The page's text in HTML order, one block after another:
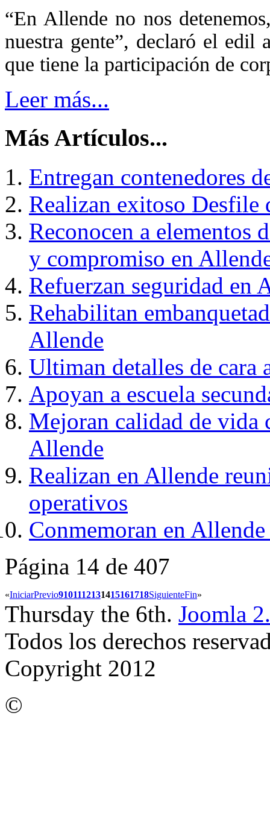
“En Allende no nos
nuestra gente”, declaró el edil
que tiene la participación de
Leer más...
Más Artículos...
Entregan contenedores
Realizan exitoso Desfile
Reconocen a elementos
y compromiso en
Refuerzan seguridad en
Rehabilitan
Allende
Ultiman detalles de cara
Apoyan a escuela
Mejoran calidad de vida
Allende
Realizan en Allende
operativos
Conmemoran en
Página 14 de 407
«IniciarPrevio9101112131415161718SiguienteFin»
Thursday the 6th. Joomla
Todos los derechos
Copyright 2012
©